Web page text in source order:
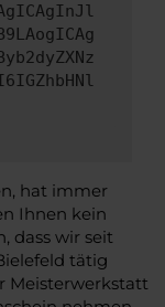
hat immer
Ihnen kein
dass wir seit
tätig
Meisterwerkstatt